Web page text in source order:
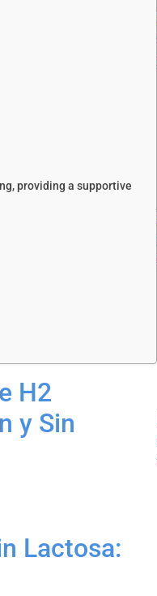
providing a supportive
H2
y Sin
Lactosa: